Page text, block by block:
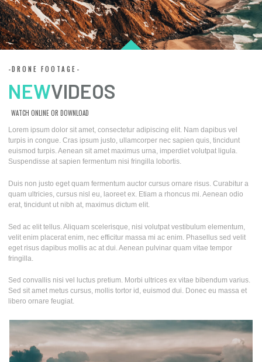
-DRONE FOOTAGE-
NEWVIDEOS
WATCH ONLINE OR DOWNLOAD
Lorem ipsum dolor sit amet, consectetur adipiscing elit. Nam dapibus vel
turpis in congue. Cras ipsum justo, ullamcorper nec sapien quis, tincidunt
euismod turpis. Aenean sit amet maximus urna, imperdiet volutpat ligula.
Suspendisse at sapien fermentum nisi fringilla lobortis.
Duis non justo eget quam fermentum auctor cursus ornare risus. Curabitur a
quam ultricies, cursus nisl eu, laoreet ex. Etiam a rhoncus mi. Aenean odio
erat, tincidunt ut nibh at, maximus dictum elit.
Sed ac elit tellus. Aliquam scelerisque, nisi volutpat vestibulum elementum,
velit enim placerat enim, nec efficitur massa mi ac enim. Phasellus sed velit
eget risus dapibus mollis ac at dui. Aenean pulvinar quam vitae tempor
fringilla.
Sed convallis nisi vel luctus pretium. Morbi ultrices ex vitae bibendum varius.
Sed sit amet metus cursus, mollis tortor id, euismod dui. Donec eu massa et
libero ornare feugiat.